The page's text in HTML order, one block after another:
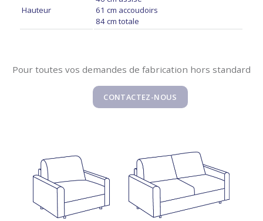
Hauteur
61 cm accoudoirs
84 cm totale
Pour toutes vos demandes de fabrication hors standard
CONTACTEZ-NOUS